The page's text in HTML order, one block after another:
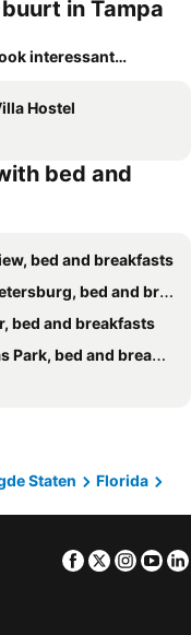
in Tampa
interessant…
Hostel
bed and
bed and breakfasts
bed and breakfasts
bed and breakfasts
bed and breakfasts
Staten
Florida
Facebook
Twitter